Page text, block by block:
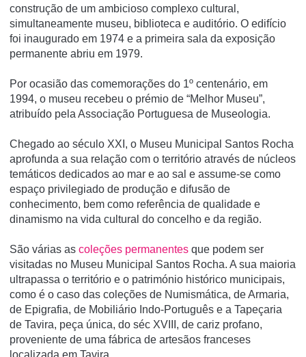
construção de um ambicioso complexo cultural,
simultaneamente museu, biblioteca e auditório. O edifício
foi inaugurado em 1974 e a primeira sala da exposição
permanente abriu em 1979.
Por ocasião das comemorações do 1º centenário, em
1994, o museu recebeu o prémio de “Melhor Museu”,
atribuído pela Associação Portuguesa de Museologia.
Chegado ao século XXI, o Museu Municipal Santos Rocha
aprofunda a sua relação com o território através de núcleos
temáticos dedicados ao mar e ao sal e assume-se como
espaço privilegiado de produção e difusão de
conhecimento, bem como referência de qualidade e
dinamismo na vida cultural do concelho e da região.
São várias as coleções permanentes que podem ser
visitadas no Museu Municipal Santos Rocha. A sua maioria
ultrapassa o território e o património histórico municipais,
como é o caso das coleções de Numismática, de Armaria,
de Epigrafia, de Mobiliário Indo-Português e a Tapeçaria
de Tavira, peça única, do séc XVIII, de cariz profano,
proveniente de uma fábrica de artesãos franceses
localizada em Tavira.